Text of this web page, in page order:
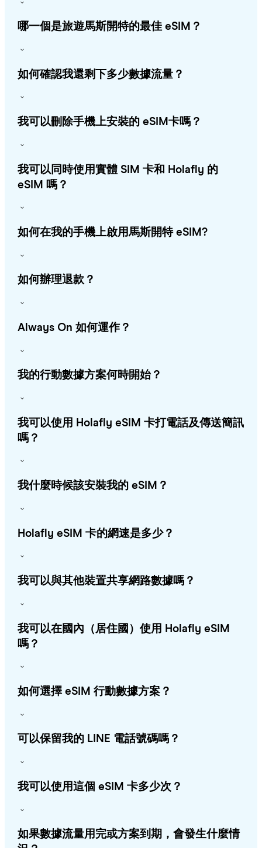
哪一個是旅遊馬斯開特的最佳 eSIM？
如何確認我還剩下多少數據流量？
我可以刪除手機上安裝的 eSIM卡嗎？
我可以同時使用實體 SIM 卡和 Holafly 的
eSIM 嗎？
如何在我的手機上啟用馬斯開特 eSIM?
如何辦理退款？
Always On 如何運作？
我的行動數據方案何時開始？
我可以使用 Holafly eSIM 卡打電話及傳送簡訊
嗎？
我什麼時候該安裝我的 eSIM？
Holafly eSIM 卡的網速是多少？
我可以與其他裝置共享網路數據嗎？
我可以在國內（居住國）使用 Holafly eSIM
嗎？
如何選擇 eSIM 行動數據方案？
可以保留我的 LINE 電話號碼嗎？
我可以使用這個 eSIM 卡多少次？
如果數據流量用完或方案到期，會發生什麼情